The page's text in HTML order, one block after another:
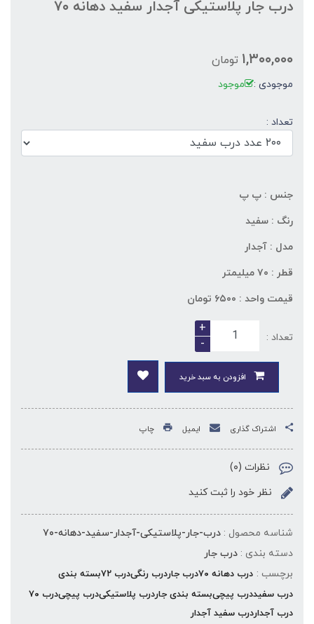
درب جار پلاستیکی آجدار سفید دهانه ۷۰
۱,۳۰۰,۰۰۰ تومان
موجودی : موجود
تعداد :
جنس : پ پ
رنگ : سفید
مدل : آجدار
قطر : ۷۰ میلیمتر
قیمت واحد : ۶۵۰۰ تومان
تعداد :
+
-
افزودن به سبد خرید
اشتراک گذاری ایمیل چاپ
نظرات (۰)
نظر خود را ثبت کنید
شناسه محصول : درب-جار-پلاستیکی-آجدار-سفید-دهانه-۷۰
دسته بندی : درب جار
برچسب : درب دهانه ۷۰ درب جاردرب رنگیدرب ۷۲
بسته بندی
درب سفیددرب پیچیبسته بندی جاردرب پلاستیکیدرب پیچیدرب ۷۰
درب آجداردرب سفید آجدار